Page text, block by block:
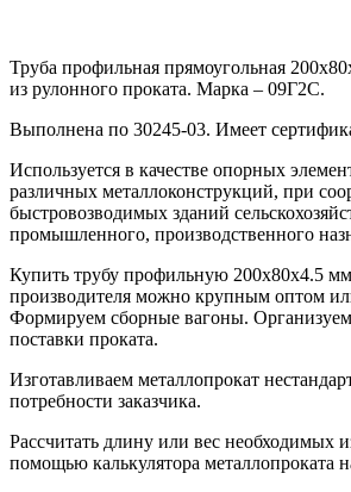
Труба профильная прямоугольная
из рулонного проката. Марка – 09Г2С.
Выполнена по 30245-03. Имеет
Используется в качестве опорных
различных металлоконструкций, при
быстровозводимых зданий
промышленного, производственного
Купить трубу профильную 200х80х4.5
производителя можно крупным оптом
Формируем сборные вагоны.
поставки проката.
Изготавливаем металлопрокат
потребности заказчика.
Рассчитать длину или вес необходимых
помощью калькулятора металлопроката